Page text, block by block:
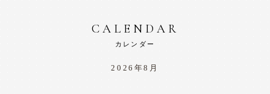
CALENDAR
カレンダー
2026年8月